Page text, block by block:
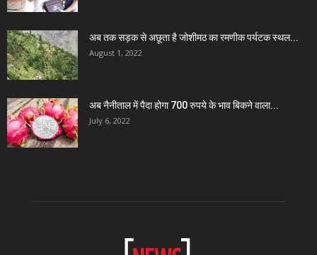
अब तक सड़क से अछूता है जोशीमठ का रमणीक पर्यटक स्थल...
August 1, 2022
अब नैनीताल में पैदा होगा 700 रुपये के भाव बिकने वाला...
July 6, 2022